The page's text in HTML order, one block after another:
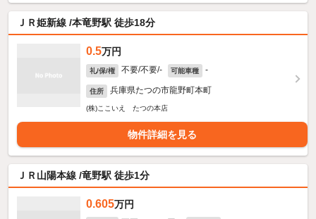
ＪＲ姫新線 /本竜野駅 徒歩18分
0.5万円
礼/保/権 不要/不要/- 可能車種 -
住所 兵庫県たつの市龍野町本町
(株)ここいえ たつの本店
物件詳細を見る
ＪＲ山陽本線 /竜野駅 徒歩1分
0.605万円